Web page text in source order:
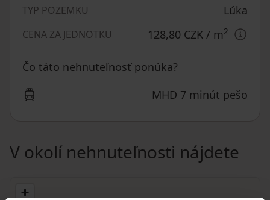
TYP POZEMKU Lúka
CENA ZA JEDNOTKU 128,80 CZK / m2
Čo táto nehnuteľnosť ponúka?
MHD 7 minút pešo
V okolí nehnuteľnosti nájdete